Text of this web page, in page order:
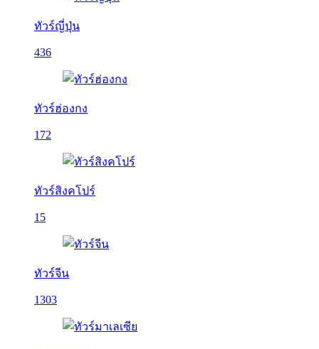
ทัวร์ญี่ปุ่น
436
ทัวร์ฮ่องกง
172
ทัวร์สิงคโปร์
15
ทัวร์จีน
1303